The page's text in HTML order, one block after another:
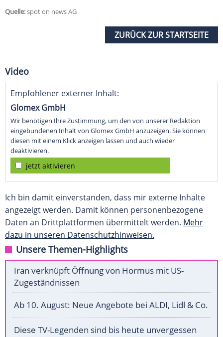
Quelle:spot on news AG
ZURÜCK ZUR STARTSEITE
Video
Empfohlener externer Inhalt:
Glomex GmbH
Wir benötigen Ihre Zustimmung, um den von unserer Redaktion
eingebundenen Inhalt von Glomex GmbH anzuzeigen. Sie können
diesen mit einem Klick anzeigen lassen und auch wieder
deaktivieren.
jetzt aktivieren
Ich bin damit einverstanden, dass mir externe Inhalte
angezeigt werden. Damit können personenbezogene
Daten an Drittplattformen übermittelt werden. Mehr
dazu in unseren Datenschutzhinweisen.
Unsere Themen-Highlights
Iran verknüpft Öffnung von Hormus mit US-
Zugeständnissen
Ab 10. August: Neue Angebote bei ALDI, Lidl & Co.
Diese TV-Legenden sind bis heute unvergessen